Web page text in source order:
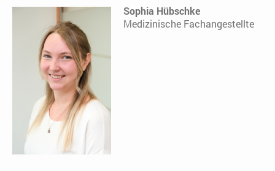
Sophia Hübschke
Medizinische Fachangestellte